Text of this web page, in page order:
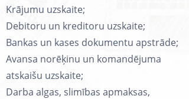
Krājumu uzskaite;
Debitoru un kreditoru uzskaite;
Bankas un kases dokumentu apstrāde;
Avansa norēķinu un komandējuma
atskaišu uzskaite;
Darba algas, slimības apmaksas,